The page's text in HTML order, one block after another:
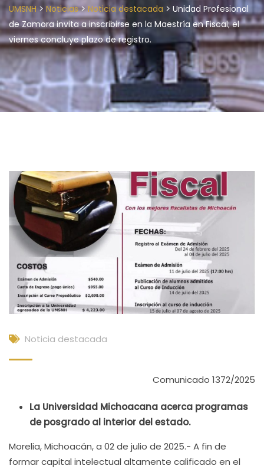
UMSNH> Noticias>Noticia destacada > Unidad Profesional
de Zamora invita a inscribirse en la Maestría en Fiscal; el
viernes concluye plazo de registro.
Noticia destacada
Comunicado 1372/2025
La Universidad Michoacana acerca programas
de posgrado al interior del estado.
Morelia, Michoacán, a 02 de julio de 2025.- A fin de
formar capital intelectual altamente calificado en el